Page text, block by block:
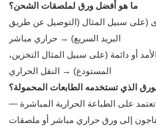
ما هو أفضل ورق لملصقات الشحن؟
(على سبيل المثال (التوصيل عن طريق
البريد السريع) → حراري مباشر
أو دائمة (على سبيل المثال التخزين،
المستودع) → النقل الحراري
الذي تستخدمه الطابعات المحمولة؟
على الطباعة الحرارية المباشرة —